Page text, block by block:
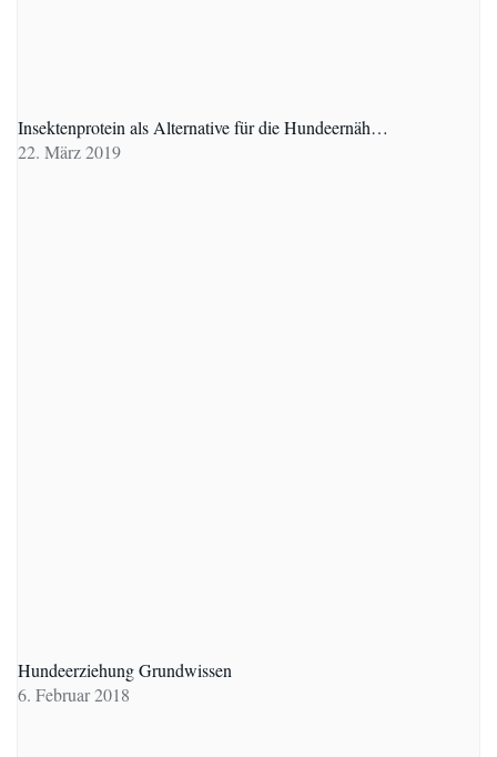
Insektenprotein als Alternative für die Hundeernäh…
22. März 2019
Hundeerziehung Grundwissen
6. Februar 2018